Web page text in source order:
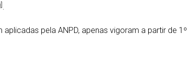
.
pela ANPD, apenas vigoram a partir de